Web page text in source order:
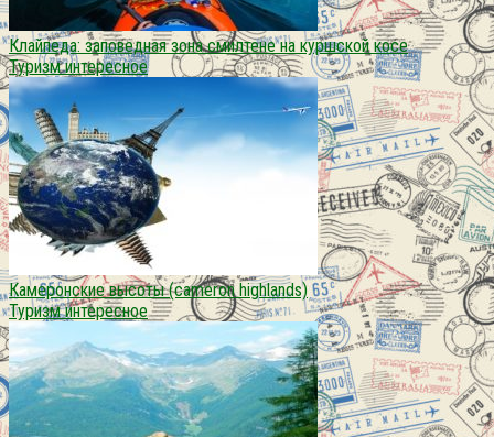
Клайпеда: заповедная зона смилтене на куршской косе
Туризм интересное
Камеронские высоты (cаmeron highlands)
Туризм интересное